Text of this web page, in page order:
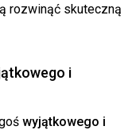
rozwinąć skuteczną
i
wyjątkowego i